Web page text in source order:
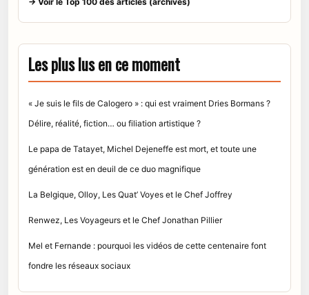
Les plus lus en ce moment
« Je suis le fils de Calogero » : qui est vraiment Dries Bormans ?
Délire, réalité, fiction… ou filiation artistique ?
Le papa de Tatayet, Michel Dejeneffe est mort, et toute une
génération est en deuil de ce duo magnifique
La Belgique, Olloy, Les Quat’ Voyes et le Chef Joffrey
Renwez, Les Voyageurs et le Chef Jonathan Pillier
Mel et Fernande : pourquoi les vidéos de cette centenaire font
fondre les réseaux sociaux